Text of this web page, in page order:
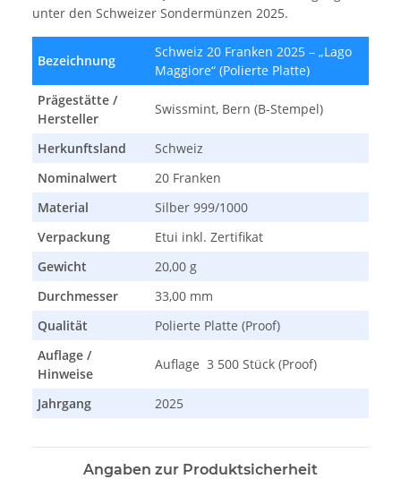
unter den Schweizer Sondermünzen 2025.
Bezeichnung
Schweiz 20 Franken 2025 – „Lago
Maggiore“ (Polierte Platte)
Prägestätte /
Hersteller
Swissmint, Bern (B-Stempel)
Herkunftsland
Schweiz
Nominalwert
20 Franken
Material
Silber 999/1000
Verpackung
Etui inkl. Zertifikat
Gewicht
20,00 g
Durchmesser
33,00 mm
Qualität
Polierte Platte (Proof)
Auflage /
Hinweise
Auflage 3 500 Stück (Proof)
Jahrgang 2025
Angaben zur Produktsicherheit